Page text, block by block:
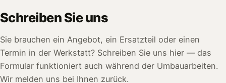
Schreiben Sie uns
Sie brauchen ein Angebot, ein Ersatzteil oder einen
Termin in der Werkstatt? Schreiben Sie uns hier — das
Formular funktioniert auch während der Umbauarbeiten.
Wir melden uns bei Ihnen zurück.